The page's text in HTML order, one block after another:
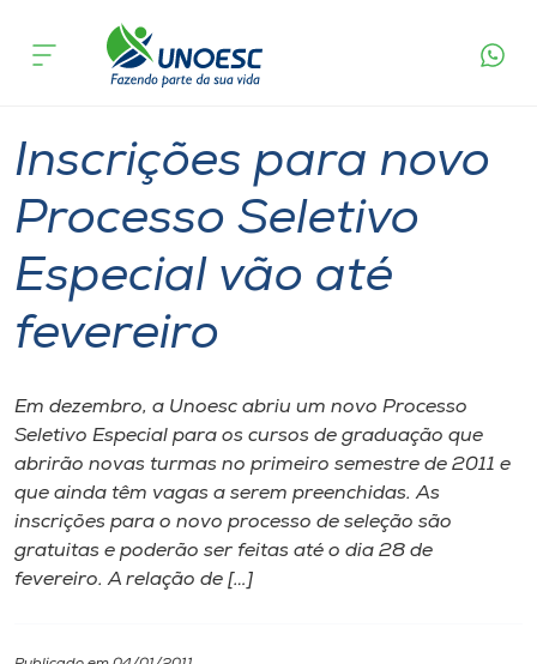
Cursos
Pesquisa
Atendimento ao Estudante
Portal de Ensino
A
Internacionalização
I.nova
acontece
Inscrições para novo
Processo Seletivo
Especial vão até
fevereiro
Em dezembro, a Unoesc abriu um novo Processo
Seletivo Especial para os cursos de graduação que
abrirão novas turmas no primeiro semestre de 2011 e
que ainda têm vagas a serem preenchidas. As
inscrições para o novo processo de seleção são
gratuitas e poderão ser feitas até o dia 28 de
fevereiro. A relação de […]